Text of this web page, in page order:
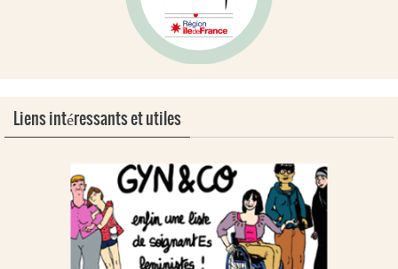
Liens intéressants et utiles